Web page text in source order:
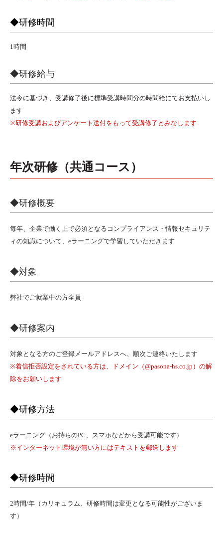
◆研修時間
1時間
◆研修給与
法令に基づき、受講修了後に標準受講時間分の時間給にてお支払いし
ます
※研修受講およびアンケート送付をもって受講修了とみなします
年次研修（共通コース）
◆研修概要
毎年、企業で働く上で必須となるコンプライアンス・情報セキュリテ
ィの知識について、eラーニングで学習していただきます
◆対象
弊社でご就業中の方全員
◆研修案内
対象となる方のご登録メールアドレスへ、順次ご連絡いたします
※着信拒否設定をされている方は、ドメイン（@pasona-hs.co.jp）の解
除をお願いします
◆研修方法
eラーニング（お持ちのPC、スマホなどから受講可能です）
※インターネット環境が無い方にはテキストを郵送します
◆研修時間
2時間/年（カリキュラム、研修時間は変更となる可能性がございま
す）